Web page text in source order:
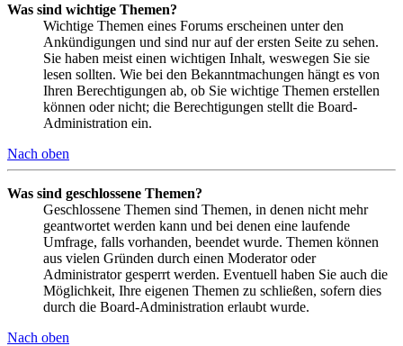
Was sind wichtige Themen?
Wichtige Themen eines Forums erscheinen unter den
Ankündigungen und sind nur auf der ersten Seite zu sehen.
Sie haben meist einen wichtigen Inhalt, weswegen Sie sie
lesen sollten. Wie bei den Bekanntmachungen hängt es von
Ihren Berechtigungen ab, ob Sie wichtige Themen erstellen
können oder nicht; die Berechtigungen stellt die Board-
Administration ein.
Nach oben
Was sind geschlossene Themen?
Geschlossene Themen sind Themen, in denen nicht mehr
geantwortet werden kann und bei denen eine laufende
Umfrage, falls vorhanden, beendet wurde. Themen können
aus vielen Gründen durch einen Moderator oder
Administrator gesperrt werden. Eventuell haben Sie auch die
Möglichkeit, Ihre eigenen Themen zu schließen, sofern dies
durch die Board-Administration erlaubt wurde.
Nach oben